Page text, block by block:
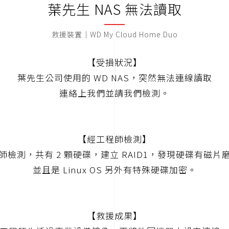
葉先生 NAS 無法讀取
救援裝置｜WD My Cloud Home Duo
【受損狀況】
葉先生公司使用的 WD NAS，突然無法連線讀取
連絡上我們並請我們檢測。
【經工程師檢測】
檢測，共有 2 顆硬碟，建立 RAID1，發現硬碟有磁片
並且是 Linux OS 另外有特殊硬碟加密。
【救援成果】